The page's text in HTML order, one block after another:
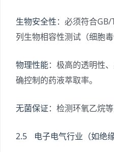
生物安全性：必须符合
列生物相容性测试（细胞
物理性能：极高的透明性
确控制的药液萃取率。
无菌保证：检测环氧乙烷
2.5 电子电气行业（如绝缘